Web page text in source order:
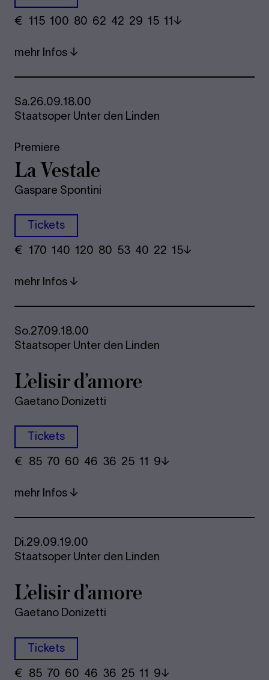
€ ​ 115 100 80​ 62 42 29​ 15 11
mehr Infos
Sa.26.09.18.00
Staatsoper Unter den Linden
Premiere
La Ves­ta­le
Gaspare Spontini
Tickets
€ ​ 170 140 120​ 80 53 40​ 22 15
mehr Infos
So.27.09.18.00
Staatsoper Unter den Linden
L’eli­sir d’amore
Gaetano Donizetti
Tickets
€ ​ 85 70 60​ 46 36 25​ 11 9
mehr Infos
Di.29.09.19.00
Staatsoper Unter den Linden
L’eli­sir d’amore
Gaetano Donizetti
Tickets
€ ​ 85 70 60​ 46 36 25​ 11 9